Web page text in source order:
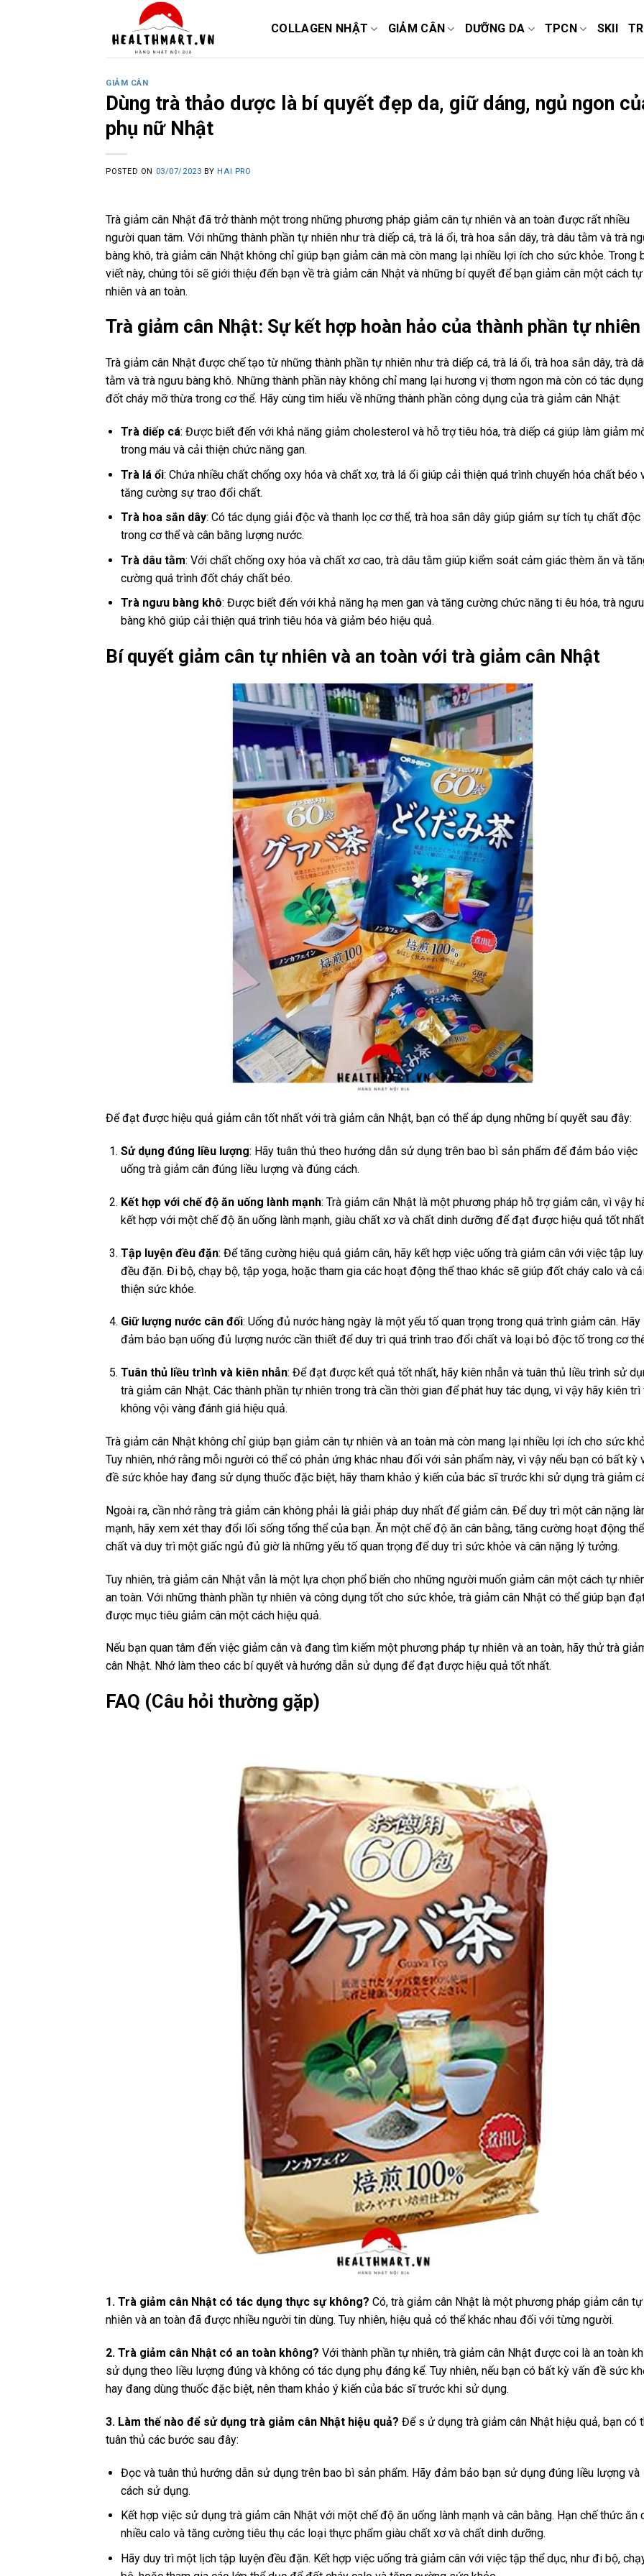
COLLAGEN NHẬT GIẢM CÂN DƯỠNG DA TPCN SKII
GIẢM CÂN
Dùng trà thảo dược là bí quyết đẹp da, giữ dáng, ngủ ngon
phụ nữ Nhật
POSTED ON 03/07/2023 BY HAI PRO
Trà giảm cân Nhật đã trở thành một trong những phương pháp giảm cân tự nhiên và an toàn được rất nhiều
người quan tâm. Với những thành phần tự nhiên như trà diếp cá, trà lá ổi, trà hoa sắn dây, trà dâu tằm và trà
bàng khô, trà giảm cân Nhật không chỉ giúp bạn giảm cân mà còn mang lại nhiều lợi ích cho sức khỏe. Trong
viết này, chúng tôi sẽ giới thiệu đến bạn về trà giảm cân Nhật và những bí quyết để bạn giảm cân một cách tự
nhiên và an toàn.
Trà giảm cân Nhật: Sự kết hợp hoàn hảo của thành phần tự nhiên
Trà giảm cân Nhật được chế tạo từ những thành phần tự nhiên như trà diếp cá, trà lá ổi, trà hoa sắn dây, trà
tằm và trà ngưu bàng khô. Những thành phần này không chỉ mang lại hương vị thơm ngon mà còn có tác dụng
đốt cháy mỡ thừa trong cơ thể. Hãy cùng tìm hiểu về những thành phần công dụng của trà giảm cân Nhật:
Trà diếp cá: Được biết đến với khả năng giảm cholesterol và hỗ trợ tiêu hóa, trà diếp cá giúp làm giảm
trong máu và cải thiện chức năng gan.
Trà lá ổi: Chứa nhiều chất chống oxy hóa và chất xơ, trà lá ổi giúp cải thiện quá trình chuyển hóa chất béo
tăng cường sự trao đổi chất.
Trà hoa sắn dây: Có tác dụng giải độc và thanh lọc cơ thể, trà hoa sắn dây giúp giảm sự tích tụ chất độc
trong cơ thể và cân bằng lượng nước.
Trà dâu tằm: Với chất chống oxy hóa và chất xơ cao, trà dâu tằm giúp kiểm soát cảm giác thèm ăn và
cường quá trình đốt cháy chất béo.
Trà ngưu bàng khô: Được biết đến với khả năng hạ men gan và tăng cường chức năng ti êu hóa, trà ngưu
bàng khô giúp cải thiện quá trình tiêu hóa và giảm béo hiệu quả.
Bí quyết giảm cân tự nhiên và an toàn với trà giảm cân Nhật
Để đạt được hiệu quả giảm cân tốt nhất với trà giảm cân Nhật, bạn có thể áp dụng những bí quyết sau đây:
Sử dụng đúng liều lượng: Hãy tuân thủ theo hướng dẫn sử dụng trên bao bì sản phẩm để đảm bảo việc
uống trà giảm cân đúng liều lượng và đúng cách.
Kết hợp với chế độ ăn uống lành mạnh: Trà giảm cân Nhật là một phương pháp hỗ trợ giảm cân, vì vậy
kết hợp với một chế độ ăn uống lành mạnh, giàu chất xơ và chất dinh dưỡng để đạt được hiệu quả tốt
Tập luyện đều đặn: Để tăng cường hiệu quả giảm cân, hãy kết hợp việc uống trà giảm cân với việc tập
đều đặn. Đi bộ, chạy bộ, tập yoga, hoặc tham gia các hoạt động thể thao khác sẽ giúp đốt cháy calo và
thiện sức khỏe.
Giữ lượng nước cân đối: Uống đủ nước hàng ngày là một yếu tố quan trọng trong quá trình giảm cân. Hãy
đảm bảo bạn uống đủ lượng nước cần thiết để duy trì quá trình trao đổi chất và loại bỏ độc tố trong cơ
Tuân thủ liều trình và kiên nhẫn: Để đạt được kết quả tốt nhất, hãy kiên nhẫn và tuân thủ liều trình sử
trà giảm cân Nhật. Các thành phần tự nhiên trong trà cần thời gian để phát huy tác dụng, vì vậy hãy kiên trì
không vội vàng đánh giá hiệu quả.
Trà giảm cân Nhật không chỉ giúp bạn giảm cân tự nhiên và an toàn mà còn mang lại nhiều lợi ích cho sức
Tuy nhiên, nhớ rằng mỗi người có thể có phản ứng khác nhau đối với sản phẩm này, vì vậy nếu bạn có bất kỳ
đề sức khỏe hay đang sử dụng thuốc đặc biệt, hãy tham khảo ý kiến ​​của bác sĩ trước khi sử dụng trà giảm
Ngoài ra, cần nhớ rằng trà giảm cân không phải là giải pháp duy nhất để giảm cân. Để duy trì một cân nặng
mạnh, hãy xem xét thay đổi lối sống tổng thể của bạn. Ăn một chế độ ăn cân bằng, tăng cường hoạt động thể
chất và duy trì một giấc ngủ đủ giờ là những yếu tố quan trọng để duy trì sức khỏe và cân nặng lý tưởng.
Tuy nhiên, trà giảm cân Nhật vẫn là một lựa chọn phổ biến cho những người muốn giảm cân một cách tự
an toàn. Với những thành phần tự nhiên và công dụng tốt cho sức khỏe, trà giảm cân Nhật có thể giúp bạn
được mục tiêu giảm cân một cách hiệu quả.
Nếu bạn quan tâm đến việc giảm cân và đang tìm kiếm một phương pháp tự nhiên và an toàn, hãy thử trà
cân Nhật. Nhớ làm theo các bí quyết và hướng dẫn sử dụng để đạt được hiệu quả tốt nhất.
FAQ (Câu hỏi thường gặp)
1. Trà giảm cân Nhật có tác dụng thực sự không? Có, trà giảm cân Nhật là một phương pháp giảm cân tự
nhiên và an toàn đã được nhiều người tin dùng. Tuy nhiên, hiệu quả có thể khác nhau đối với từng người.
2. Trà giảm cân Nhật có an toàn không? Với thành phần tự nhiên, trà giảm cân Nhật được coi là an toàn
sử dụng theo liều lượng đúng và không có tác dụng phụ đáng kể. Tuy nhiên, nếu bạn có bất kỳ vấn đề sức
hay đang dùng thuốc đặc biệt, nên tham khảo ý kiến ​​của bác sĩ trước khi sử dụng.
3. Làm thế nào để sử dụng trà giảm cân Nhật hiệu quả? Để s ử dụng trà giảm cân Nhật hiệu quả, bạn có
tuân thủ các bước sau đây:
Đọc và tuân thủ hướng dẫn sử dụng trên bao bì sản phẩm. Hãy đảm bảo bạn sử dụng đúng liều lượng và
cách sử dụng.
Kết hợp việc sử dụng trà giảm cân Nhật với một chế độ ăn uống lành mạnh và cân bằng. Hạn chế thức ăn
nhiều calo và tăng cường tiêu thụ các loại thực phẩm giàu chất xơ và chất dinh dưỡng.
Hãy duy trì một lịch tập luyện đều đặn. Kết hợp việc uống trà giảm cân với việc tập thể dục, như đi bộ,